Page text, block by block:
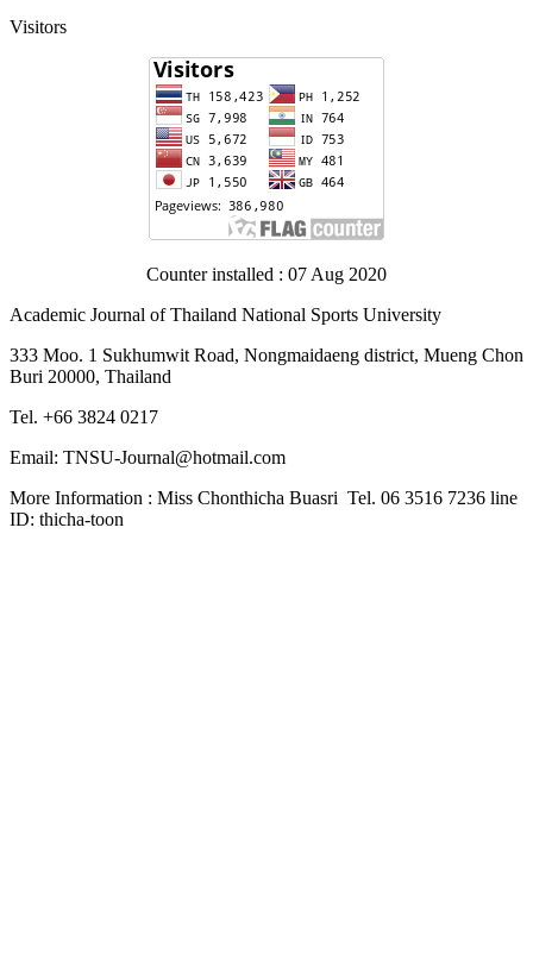
Visitors
Counter installed : 07 Aug 2020
Academic Journal of Thailand National Sports University
333 Moo. 1 Sukhumwit Road, Nongmaidaeng district, Mueng Chon
Buri 20000, Thailand
Tel. +66 3824 0217
Email: TNSU-Journal@hotmail.com
More Information : Miss Chonthicha Buasri Tel. 06 3516 7236 line
ID: thicha-toon